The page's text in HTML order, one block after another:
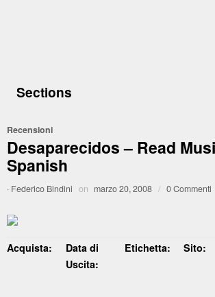
Sections
Recensioni
Desaparecidos – Read
Spanish
· Federico Bindini on marzo 20, 2008 / 0 Commenti
Acquista:
Data di
Uscita:
Etichetta: Sito: